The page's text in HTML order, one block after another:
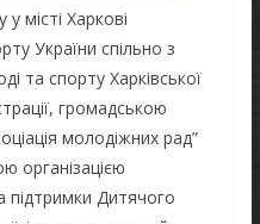
місті Харкові
України спільно з
та спорту Харківської
громадською
молодіжних рад”
організацією
Дитячого